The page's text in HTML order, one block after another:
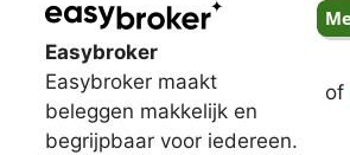
Easybroker
Easybroker maakt
beleggen makkelijk en
begrijpbaar voor iedereen.
of